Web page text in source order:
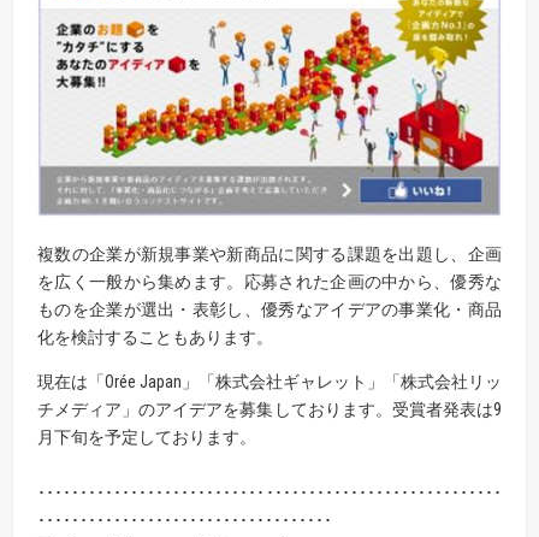
複数の企業が新規事業や新商品に関する課題を出題し、企画
を広く一般から集めます。応募された企画の中から、優秀な
ものを企業が選出・表彰し、優秀なアイデアの事業化・商品
化を検討することもあります。
現在は「Orée Japan」「株式会社ギャレット」「株式会社リッ
チメディア」のアイデアを募集しております。受賞者発表は9
月下旬を予定しております。
･･･････････････････････････････････････････････････････
･･･････････････････････････････････